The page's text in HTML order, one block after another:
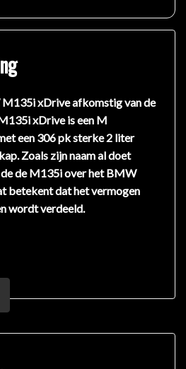
xDrive afkomstig van de
xDrive is een M
een 306 pk sterke 2 liter
Zoals zijn naam al doet
de M135i over het BMW
betekent dat het vermogen
wordt verdeeld.